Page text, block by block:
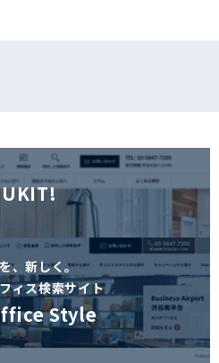
、新しく。
ィス検索サイト
Style